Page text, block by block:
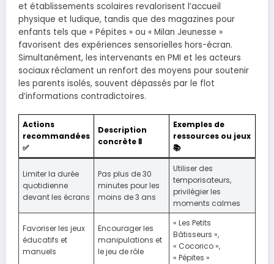
et établissements scolaires revalorisent l’accueil
physique et ludique, tandis que des magazines pour
enfants tels que « Pépites » ou « Milan Jeunesse »
favorisent des expériences sensorielles hors-écran.
Simultanément, les intervenants en PMI et les acteurs
sociaux réclament un renfort des moyens pour soutenir
les parents isolés, souvent dépassés par le flot
d’informations contradictoires.
Actions
recommandées
✅
Description
concrète 🚦
Exemples de
ressources ou jeux
📚
Limiter la durée
quotidienne
devant les écrans
Pas plus de 30
minutes pour les
moins de 3 ans
Utiliser des
temporisateurs,
privilégier les
moments calmes
Favoriser les jeux
éducatifs et
manuels
Encourager les
manipulations et
le jeu de rôle
« Les Petits
Bâtisseurs »,
« Cocorico »,
« Pépites »